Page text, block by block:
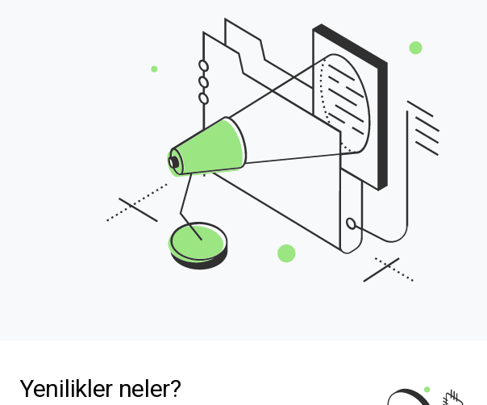
Yenilikler neler?